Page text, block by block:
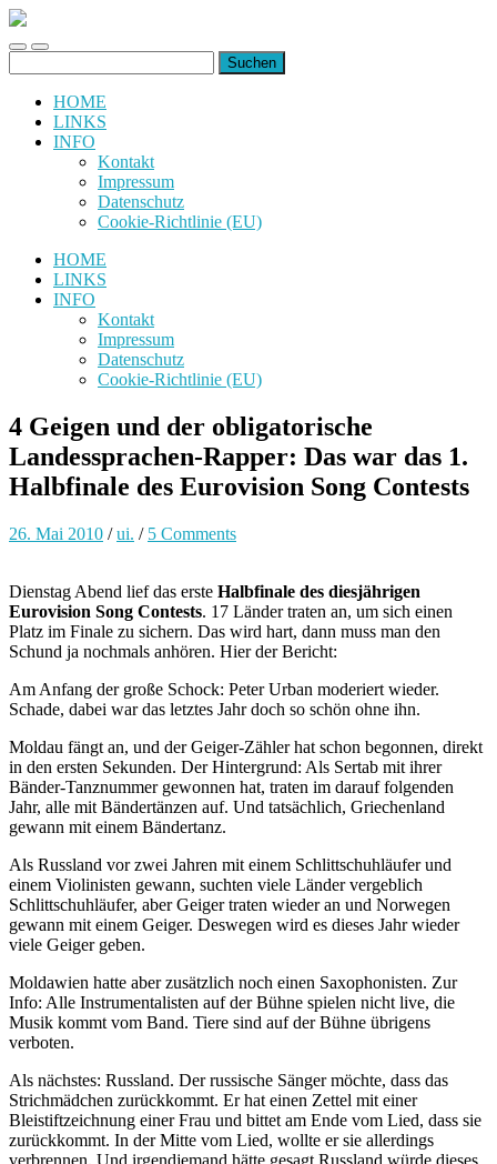
uiuiuiuiuiuiui.de
Toggle
mobile
Toggle
search
nach:
HOME
LINKS
INFO
Kontakt
Impressum
Datenschutz
Cookie-Richtlinie (EU)
HOME
LINKS
INFO
Kontakt
Impressum
Datenschutz
Cookie-Richtlinie (EU)
4 Geigen und der obligatorische
Landessprachen-Rapper: Das war das 1.
Halbfinale des Eurovision Song Contests
26. Mai 2010 /ui. / 5 Comments
Dienstag Abend lief das erste Halbfinale des diesjährigen
Eurovision Song Contests. 17 Länder traten an, um sich einen
Platz im Finale zu sichern. Das wird hart, dann muss man den
Schund ja nochmals anhören. Hier der Bericht:
Am Anfang der große Schock: Peter Urban moderiert wieder.
Schade, dabei war das letztes Jahr doch so schön ohne ihn.
Moldau fängt an, und der Geiger-Zähler hat schon begonnen, direkt
in den ersten Sekunden. Der Hintergrund: Als Sertab mit ihrer
Bänder-Tanznummer gewonnen hat, traten im darauf folgenden
Jahr, alle mit Bändertänzen auf. Und tatsächlich, Griechenland
gewann mit einem Bändertanz.
Als Russland vor zwei Jahren mit einem Schlittschuhläufer und
einem Violinisten gewann, suchten viele Länder vergeblich
Schlittschuhläufer, aber Geiger traten wieder an und Norwegen
gewann mit einem Geiger. Deswegen wird es dieses Jahr wieder
viele Geiger geben.
Moldawien hatte aber zusätzlich noch einen Saxophonisten. Zur
Info: Alle Instrumentalisten auf der Bühne spielen nicht live, die
Musik kommt vom Band. Tiere sind auf der Bühne übrigens
verboten.
Als nächstes: Russland. Der russische Sänger möchte, dass das
Strichmädchen zurückkommt. Er hat einen Zettel mit einer
Bleistiftzeichnung einer Frau und bittet am Ende vom Lied, dass sie
zurückkommt. In der Mitte vom Lied, wollte er sie allerdings
verbrennen. Und irgendjemand hätte gesagt Russland würde dieses